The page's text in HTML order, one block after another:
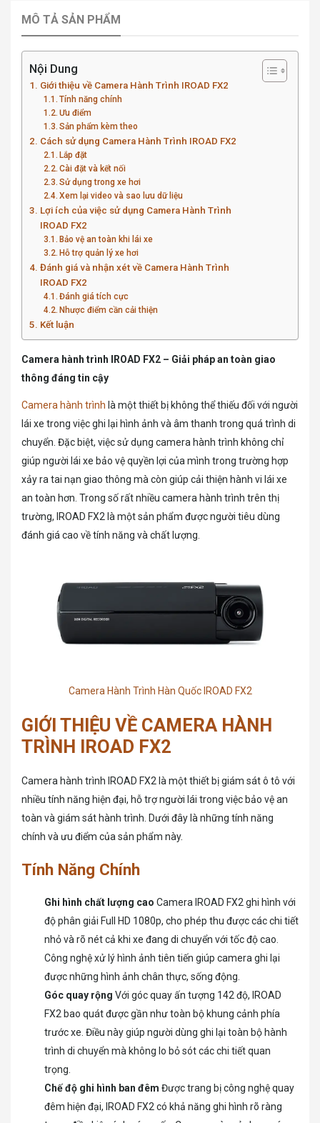
MÔ TẢ SẢN PHẨM
Nội Dung
Giới thiệu về Camera Hành Trình IROAD FX2
Tính năng chính
Ưu điểm
Sản phẩm kèm theo
Cách sử dụng Camera Hành Trình IROAD FX2
Lắp đặt
Cài đặt và kết nối
Sử dụng trong xe hơi
Xem lại video và sao lưu dữ liệu
Lợi ích của việc sử dụng Camera Hành Trình
IROAD FX2
Bảo vệ an toàn khi lái xe
Hỗ trợ quản lý xe hơi
Đánh giá và nhận xét về Camera Hành Trình
IROAD FX2
Đánh giá tích cực
Nhược điểm cần cải thiện
Kết luận
Camera hành trình IROAD FX2 – Giải pháp an toàn giao
thông đáng tin cậy
Camera hành trình là một thiết bị không thể thiếu đối với người
lái xe trong việc ghi lại hình ảnh và âm thanh trong quá trình di
chuyển. Đặc biệt, việc sử dụng camera hành trình không chỉ
giúp người lái xe bảo vệ quyền lợi của mình trong trường hợp
xảy ra tai nạn giao thông mà còn giúp cải thiện hành vi lái xe
an toàn hơn. Trong số rất nhiều camera hành trình trên thị
trường, IROAD FX2 là một sản phẩm được người tiêu dùng
đánh giá cao về tính năng và chất lượng.
Camera Hành Trình Hàn Quốc IROAD FX2
GIỚI THIỆU VỀ CAMERA HÀNH
TRÌNH IROAD FX2
Camera hành trình IROAD FX2 là một thiết bị giám sát ô tô với
nhiều tính năng hiện đại, hỗ trợ người lái trong việc bảo vệ an
toàn và giám sát hành trình. Dưới đây là những tính năng
chính và ưu điểm của sản phẩm này.
Tính Năng Chính
Ghi hình chất lượng cao Camera IROAD FX2 ghi hình với
độ phân giải Full HD 1080p, cho phép thu được các chi tiết
nhỏ và rõ nét cả khi xe đang di chuyển với tốc độ cao.
Công nghệ xử lý hình ảnh tiên tiến giúp camera ghi lại
được những hình ảnh chân thực, sống động.
Góc quay rộng Với góc quay ấn tượng 142 độ, IROAD
FX2 bao quát được gần như toàn bộ khung cảnh phía
trước xe. Điều này giúp người dùng ghi lại toàn bộ hành
trình di chuyển mà không lo bỏ sót các chi tiết quan
trọng.
Chế độ ghi hình ban đêm Được trang bị công nghệ quay
đêm hiện đại, IROAD FX2 có khả năng ghi hình rõ ràng